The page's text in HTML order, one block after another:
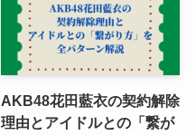
AKB48花田藍衣の契約解除
理由とアイドルとの「繋が